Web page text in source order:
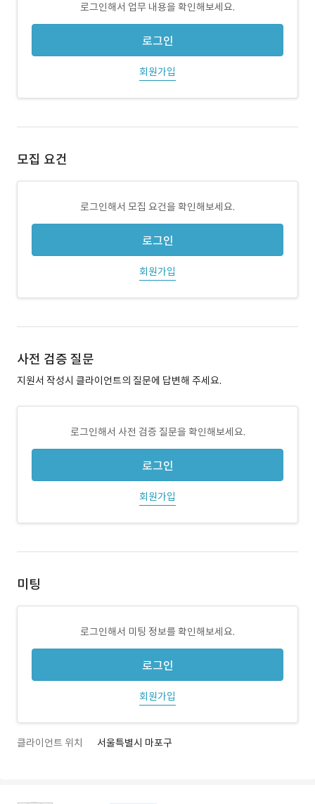
로그인해서 업무 내용을 확인해보세요.
로그인
회원가입
모집 요건
로그인해서 모집 요건을 확인해보세요.
로그인
회원가입
사전 검증 질문
지원서 작성시 클라이언트의 질문에 답변해 주세요.
로그인해서 사전 검증 질문을 확인해보세요.
로그인
회원가입
미팅
로그인해서 미팅 정보를 확인해보세요.
로그인
회원가입
클라이언트 위치 서울특별시 마포구